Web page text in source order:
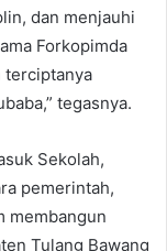
dan menjauhi
Forkopimda
terciptanya
tegasnya.
Sekolah,
pemerintah,
membangun
Tulang Bawang